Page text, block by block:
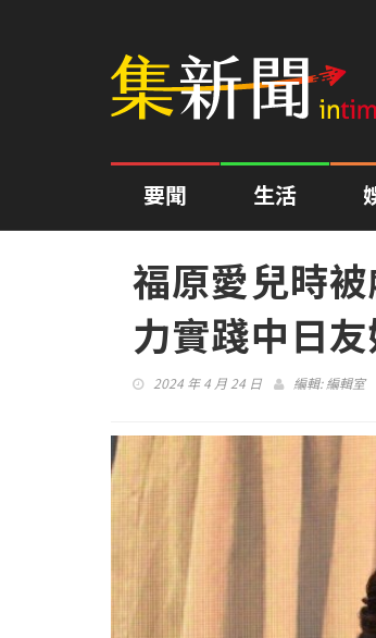
要聞 生活
福原愛兒時
力實踐中日友
2024 年 4 月 24 日 編輯:編輯室